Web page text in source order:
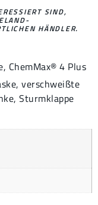
SIND,
HÄNDLER.
, ChemMax® 4 Plus
verschweißte
Sturmklappe